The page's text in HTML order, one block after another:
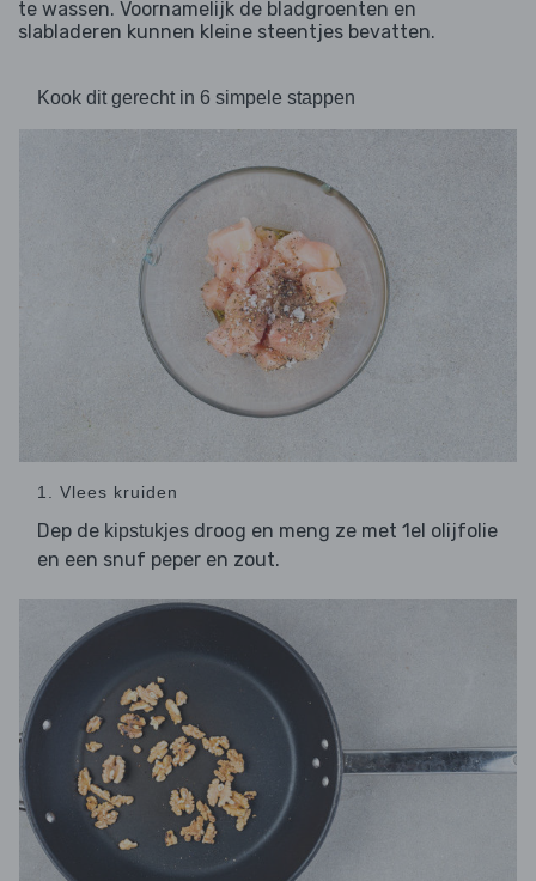
te wassen. Voornamelijk de bladgroenten en
slabladeren kunnen kleine steentjes bevatten.
Kook dit gerecht in 6 simpele stappen
1. Vlees kruiden
Dep de kipstukjes droog en meng ze met 1el olijfolie
en een snuf peper en zout.